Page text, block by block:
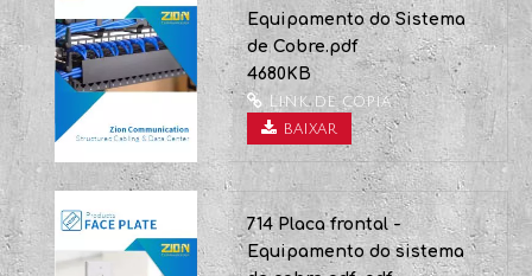
4319KB
Link de cópia
baixar
716 Patch Panels -
Equipamento do Sistema
de Cobre.pdf
4680KB